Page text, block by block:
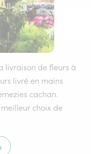
livraison de fleurs à
livré en mains
cachan.
choix de